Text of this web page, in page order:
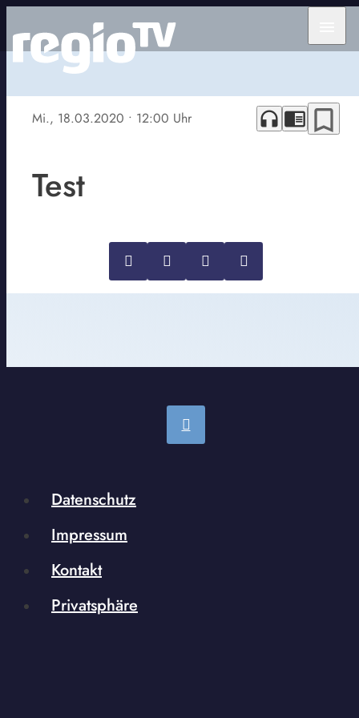
Mi., 18.03.2020 • 12:00 Uhr headphones chrome_reader_mode bookmark_border
Test
Datenschutz
Impressum
Kontakt
Privatsphäre